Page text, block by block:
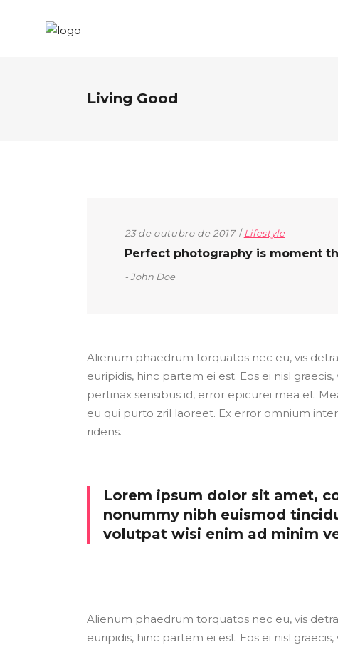
Living Good
23 de outubro de 2017 Lifestyle
Perfect photography is moment
John Doe
Alienum phaedrum torquatos nec eu, vis
euripidis, hinc partem ei est. Eos ei nisl
pertinax sensibus id, error epicurei mea et.
eu qui purto zril laoreet. Ex error omnium
ridens.
Lorem ipsum dolor sit amet,
nonummy nibh euismod
volutpat wisi enim ad minim
Alienum phaedrum torquatos nec eu, vis
euripidis, hinc partem ei est. Eos ei nisl